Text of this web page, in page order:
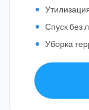
Спуск без
Уборка